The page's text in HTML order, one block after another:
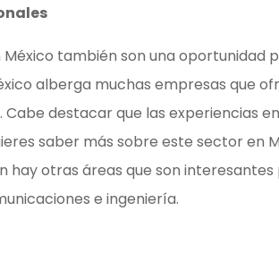
también son una oportunidad
alberga muchas empresas que
destacar que las experiencias
saber más sobre este sector en
hay otras áreas que son
e ingeniería.